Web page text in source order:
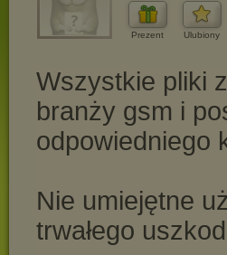
Prezent Ulubiony